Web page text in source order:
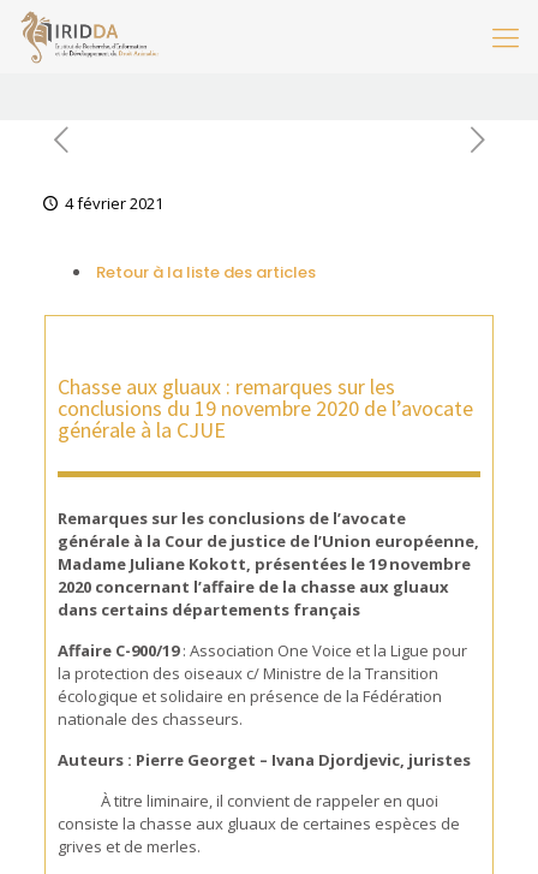
4 février 2021
Retour à la liste des articles
Chasse aux gluaux : remarques sur les
conclusions du 19 novembre 2020 de l’avocate
générale à la CJUE
Remarques sur les conclusions de l’avocate
générale à la Cour de justice de l’Union européenne,
Madame Juliane Kokott, présentées le 19 novembre
2020 concernant l’affaire de la chasse aux gluaux
dans certains départements français
Affaire C-900/19: Association One Voice et la Ligue pour
la protection des oiseaux c/ Ministre de la Transition
écologique et solidaire en présence de la Fédération
nationale des chasseurs.
Auteurs : Pierre Georget – Ivana Djordjevic, juristes
À titre liminaire, il convient de rappeler en quoi
consiste la chasse aux gluaux de certaines espèces de
grives et de merles.